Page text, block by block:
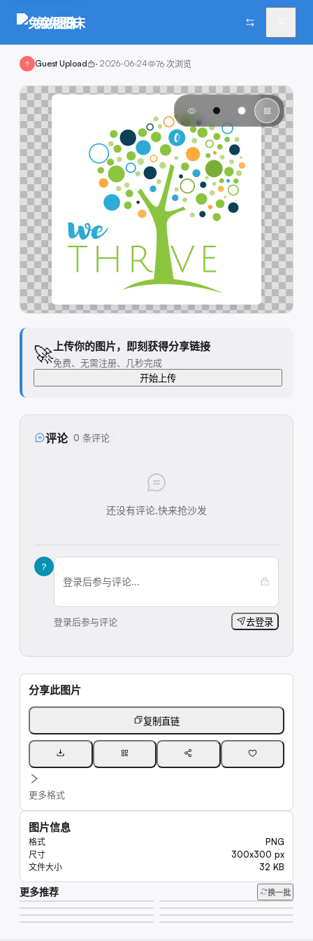
兔兔图床
? Guest Upload · 2026-06-24 76 次浏览
🚀上传你的图片，即刻获得分享链接
免费、无需注册、几秒完成
开始上传
评论 0 条评论
还没有评论,快来抢沙发
?
登录后参与评论...
登录后参与评论 去登录
分享此图片
复制直链
更多格式
图片信息
格式 PNG
尺寸 300x300 px
文件大小 32 KB
更多推荐 换一批
6.6K
25K
6.6K
8.0K
9.8K
6.6K
23K